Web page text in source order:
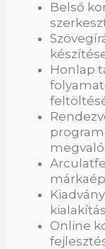
Belső
Honlap
Online